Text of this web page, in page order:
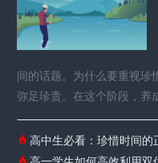
间的话题。为什么要重视珍
弥足珍贵。在这个阶段，养
高中生必看：珍惜时间的